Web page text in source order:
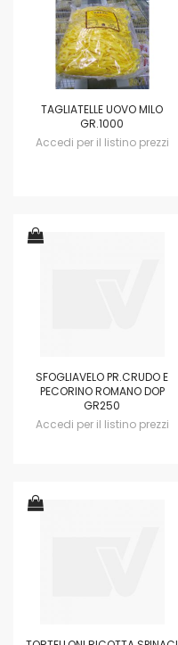
TAGLIATELLE UOVO MILO
GR.1000
Accedi per il listino prezzi
SFOGLIAVELO PR.CRUDO E
PECORINO ROMANO DOP
GR250
Accedi per il listino prezzi